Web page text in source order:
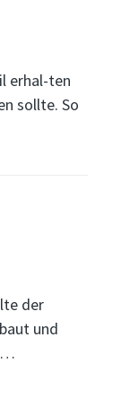
erhal-ten
sollte. So
der
und